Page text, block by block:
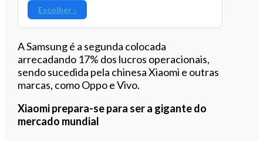
Escolher ›
A Samsung é a segunda colocada
arrecadando 17% dos lucros operacionais,
sendo sucedida pela chinesa Xiaomi e outras
marcas, como Oppo e Vivo.
Xiaomi prepara-se para ser a gigante do
mercado mundial